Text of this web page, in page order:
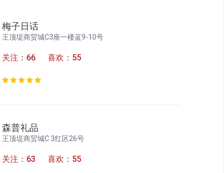
梅子日话
王顶堤商贸城C3座一楼蓝9-10号
关注：66 喜欢：55
森普礼品
王顶堤商贸城C 3红区26号
关注：63 喜欢：55